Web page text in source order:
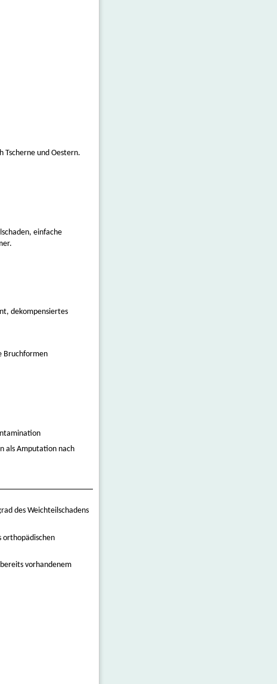
Tscherne und Oestern.
einfache
dekompensiertes
Bruchformen
als Amputation nach
des Weichteilschadens
orthopädischen
vorhandenem